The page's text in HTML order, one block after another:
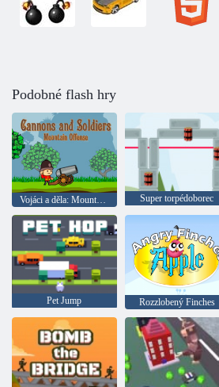
Podobné flash hry
Vojáci a děla: Mountain útok Super torpédoborec
Pet Jump Rozzlobený Finches